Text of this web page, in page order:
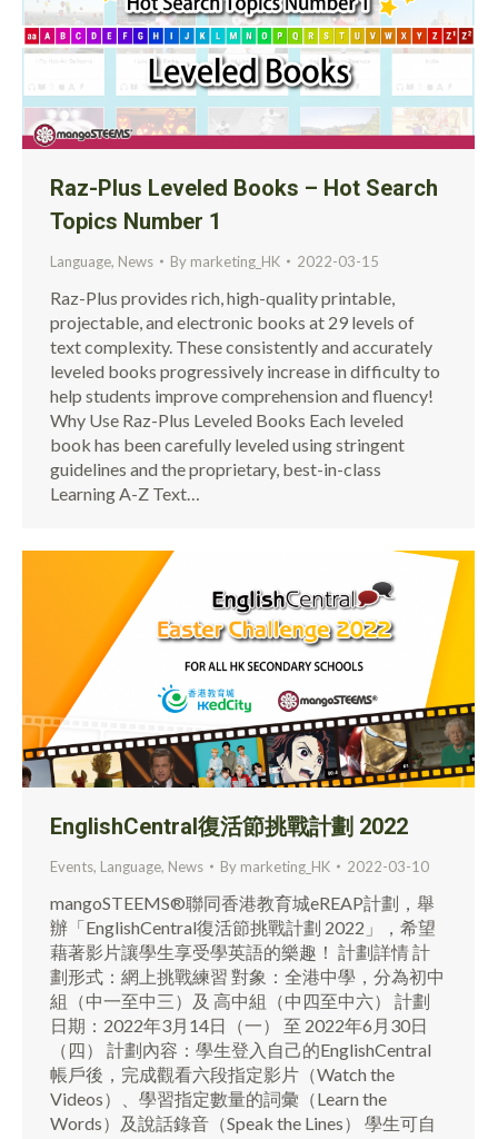
Raz-Plus Leveled Books – Hot Search
Topics Number 1
Language, News By marketing_HK 2022-03-15
Raz-Plus provides rich, high-quality printable,
projectable, and electronic books at 29 levels of
text complexity. These consistently and accurately
leveled books progressively increase in difficulty to
help students improve comprehension and fluency!
Why Use Raz-Plus Leveled Books Each leveled
book has been carefully leveled using stringent
guidelines and the proprietary, best-in-class
Learning A-Z Text…
EnglishCentral復活節挑戰計劃 2022
Events, Language, News By marketing_HK 2022-03-10
mangoSTEEMS®聯同香港教育城eREAP計劃，舉
辦「EnglishCentral復活節挑戰計劃 2022」，希望
藉著影片讓學生享受學英語的樂趣！ 計劃詳情 計
劃形式：網上挑戰練習 對象：全港中學，分為初中
組（中一至中三）及 高中組（中四至中六） 計劃
日期：2022年3月14日（一） 至 2022年6月30日
（四） 計劃內容：學生登入自己的EnglishCentral
帳戶後，完成觀看六段指定影片（Watch the
Videos）、學習指定數量的詞彙（Learn the
Words）及說話錄音（Speak the Lines） 學生可自